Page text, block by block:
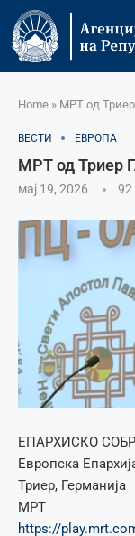
Home » МРТ од Триер
ВЕСТИ ЕВРОПА
МРТ од Триер
мај 19, 2026 92
ЕПАРХИСКО
Европска
Триер, Германија
МРТ
https://